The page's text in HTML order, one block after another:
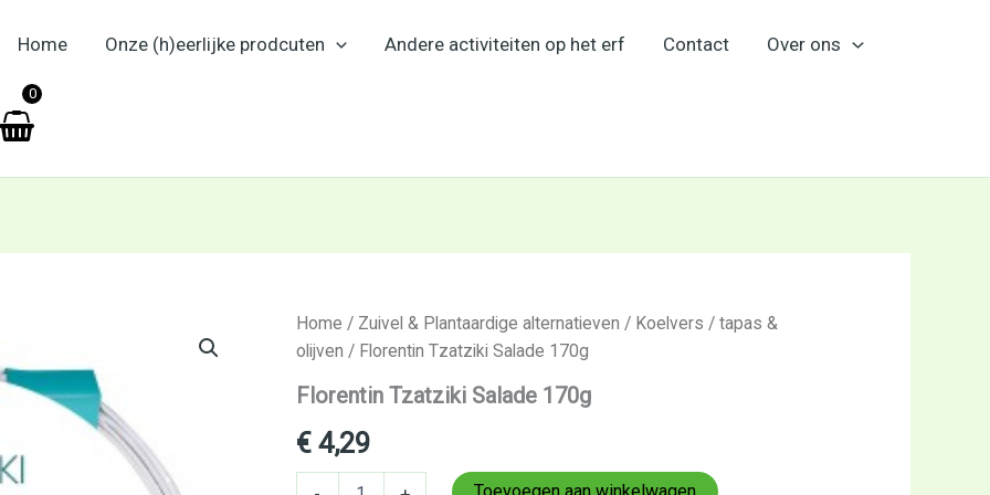
Home Onze (h)eerlijke prodcuten Andere activiteiten op het erf Contact Over ons
0
Home / Zuivel & Plantaardige alternatieven / Koelvers / tapas &
olijven / Florentin Tzatziki Salade 170g
Florentin Tzatziki Salade 170g
€4,29
Florentin
Tzatziki
Salade
170g
aantal